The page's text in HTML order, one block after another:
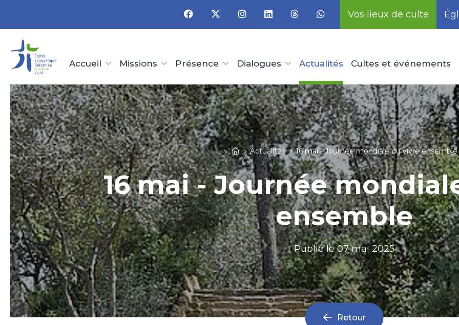
Vos lieux de culte
Accueil Missions Présence Dialogues Actualités Cultes et événements
Actualités 16 mai - Journée mondiale du vivre ensemble
16 mai - Journée
ensemble
Publié le07 mai 2025
Retour